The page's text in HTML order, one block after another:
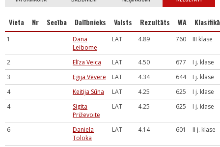
Vieta Nr Secība Dalībnieks Valsts Rezultāts WA
1
Dana
Leibome
LAT 4.89 760 III klase
2 Elīza Veica LAT 4.50 677
I j. klase
3
Egija Vēvere LAT 4.34 644
I j. klase
4
Keitija Sūna LAT 4.25 625
I j. klase
4
Sigita
Priževoite
LAT 4.25 625 I j. klase
6
Daniela
Toloka
LAT 4.14 601 II j. klase